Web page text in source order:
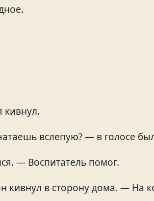
вслепую? — в голосе
— Воспитатель помог.
кивнул в сторону дома. — На